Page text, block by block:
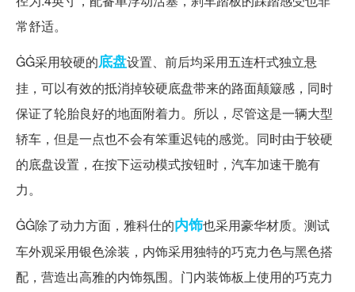
常舒适。
ĠĠ采用较硬的底盘设置、前后均采用五连杆式独立悬
挂，可以有效的抵消掉较硬底盘带来的路面颠簸感，同时
保证了轮胎良好的地面附着力。所以，尽管这是一辆大型
轿车，但是一点也不会有笨重迟钝的感觉。同时由于较硬
的底盘设置，在按下运动模式按钮时，汽车加速干脆有
力。
ĠĠ除了动力方面，雅科仕的内饰也采用豪华材质。测试
车外观采用银色涂装，内饰采用独特的巧克力色与黑色搭
配，营造出高雅的内饰氛围。门内装饰板上使用的巧克力